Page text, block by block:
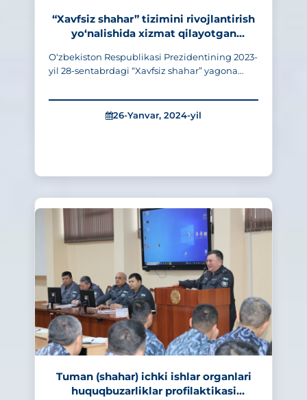
“Xavfsiz shahar” tizimini rivojlantirish
yo‘nalishida xizmat qilayotgan
oshirilmoqda
O‘zbekiston Respublikasi Prezidentining 2023-
yil 28-sentabrdagi “Xavfsiz shahar” yagona
takomillashtirish bo‘yicha qo‘shimcha chora-
tadbirlar to‘g‘risida”gi qarori ijrosini ta’minlash26-Yanvar, 2024-yil
415
Tuman (shahar) ichki ishlar organlari
huquqbuzarliklar profilaktikasi